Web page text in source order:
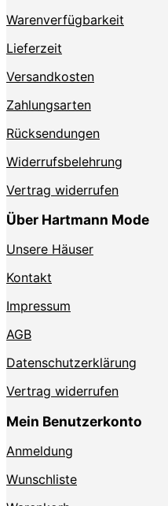
Warenverfügbarkeit
Lieferzeit
Versandkosten
Zahlungsarten
Rücksendungen
Widerrufsbelehrung
Vertrag widerrufen
Über Hartmann Mode
Unsere Häuser
Kontakt
Impressum
AGB
Datenschutzerklärung
Vertrag widerrufen
Mein Benutzerkonto
Anmeldung
Wunschliste